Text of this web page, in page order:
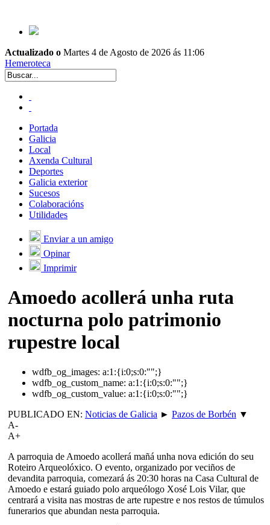
Actualizado o Martes 4 de Agosto de 2026 ás 11:06
Hemeroteca
Portada
Galicia
Local
Axenda Cultural
Deportes
Galicia exterior
Sucesos
Colaboracións
Utilidades
Enviar a un amigo
Opinar
Imprimir
Amoedo acollerá unha ruta
nocturna polo patrimonio
rupestre local
wdfb_og_images: a:1:{i:0;s:0:"";}
wdfb_og_custom_name: a:1:{i:0;s:0:"";}
wdfb_og_custom_value: a:1:{i:0;s:0:"";}
PUBLICADO EN: Noticias de Galicia ► Pazos de Borbén ▼
A-
A+
A parroquia de Amoedo acollerá mañá unha nova edición do seu
Roteiro Arqueolóxico. O evento, organizado por veciños de
devandita parroquia, comezará ás 20:30 horas na Casa Cultural de
Amoedo e estará guiado polo arqueólogo Xosé Lois Vilar, que
centrará a visita nas mostras de arte rupestre e nos restos de túmulos
funerarios que abundan nesta parroquia.